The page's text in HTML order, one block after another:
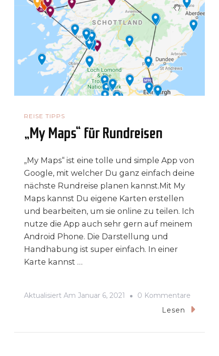
REISE TIPPS
„My Maps“ für Rundreisen
„My Maps“ ist eine tolle und simple App von
Google, mit welcher Du ganz einfach deine
nächste Rundreise planen kannst.Mit My
Maps kannst Du eigene Karten erstellen
und bearbeiten, um sie online zu teilen. Ich
nutze die App auch sehr gern auf meinem
Android Phone. Die Darstellung und
Handhabung ist super einfach. In einer
Karte kannst …
Aktualisiert Am Januar 6, 2021 0 Kommentare
„My
Lesen